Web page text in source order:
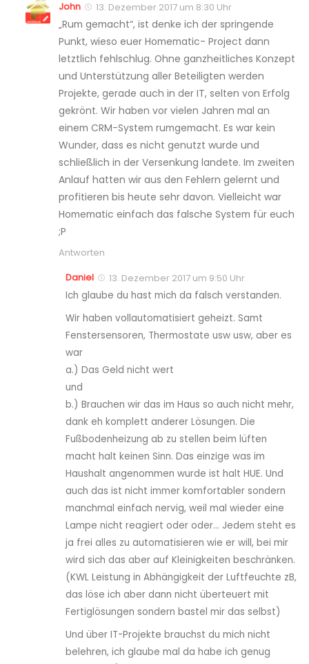
John
13. Dezember 2017 um 8:30 Uhr
„Rum gemacht“, ist denke ich der springende
Punkt, wieso euer Homematic- Project dann
letztlich fehlschlug. Ohne ganzheitliches Konzept
und Unterstützung aller Beteiligten werden
Projekte, gerade auch in der IT, selten von Erfolg
gekrönt. Wir haben vor vielen Jahren mal an
einem CRM-System rumgemacht. Es war kein
Wunder, dass es nicht genutzt wurde und
schließlich in der Versenkung landete. Im zweiten
Anlauf hatten wir aus den Fehlern gelernt und
profitieren bis heute sehr davon. Vielleicht war
Homematic einfach das falsche System für euch
;P
Antworten
Daniel
13. Dezember 2017 um 9:50 Uhr
Ich glaube du hast mich da falsch verstanden.
Wir haben vollautomatisiert geheizt. Samt
Fenstersensoren, Thermostate usw usw, aber es
war
a.) Das Geld nicht wert
und
b.) Brauchen wir das im Haus so auch nicht mehr,
dank eh komplett anderer Lösungen. Die
Fußbodenheizung ab zu stellen beim lüften
macht halt keinen Sinn. Das einzige was im
Haushalt angenommen wurde ist halt HUE. Und
auch das ist nicht immer komfortabler sondern
manchmal einfach nervig, weil mal wieder eine
Lampe nicht reagiert oder oder… Jedem steht es
ja frei alles zu automatisieren wie er will, bei mir
wird sich das aber auf Kleinigkeiten beschränken.
(KWL Leistung in Abhängigkeit der Luftfeuchte zB,
das löse ich aber dann nicht überteuert mit
Fertiglösungen sondern bastel mir das selbst)
Und über IT-Projekte brauchst du mich nicht
belehren, ich glaube mal da habe ich genug